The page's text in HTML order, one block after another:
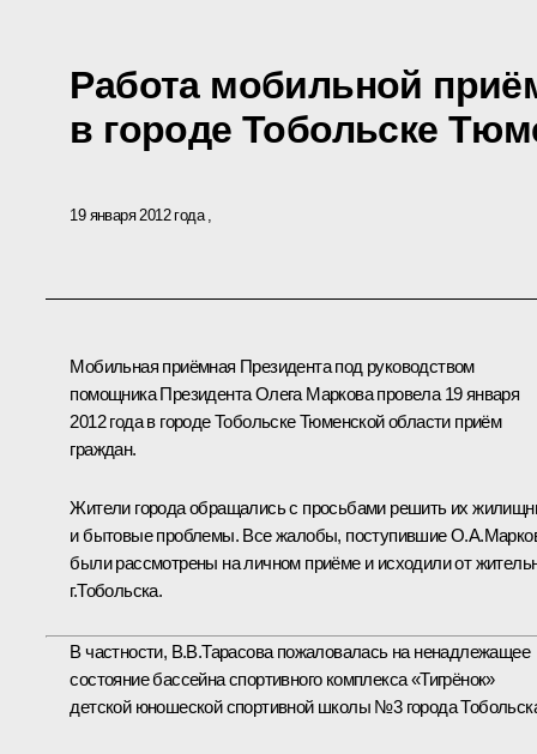
Работа мобильной
в городе Тобольске
19 января 2012 года
Мобильная приёмная Президента под руководством
помощника ПрезидентаОлега Марковапровела 19 января
2012 года в городе Тобольске Тюменской области приём
граждан.
Жители города обращались с просьбами решить их
и бытовые проблемы. Все жалобы, поступившие
были рассмотрены на личном приёме и исходили от
г.Тобольска.
В частности, В.В.Тарасова пожаловалась на ненадлежащее
состояние бассейна спортивного комплекса «Тигрёнок»
детской юношеской спортивной школы №3 города